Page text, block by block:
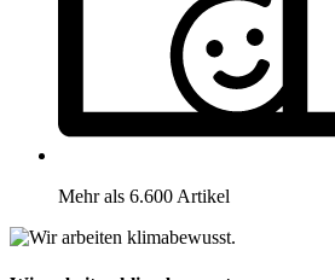
Mehr als 6.600 Artikel